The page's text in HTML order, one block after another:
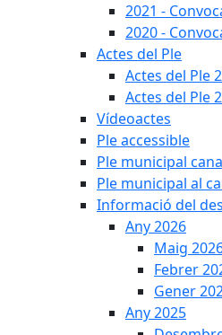
2021 -
2020 -
Actes del Ple
Actes del Ple
Actes del Ple
Vídeoactes
Ple accessible
Ple municipal
Ple municipal al
Informació del
Any 2026
Maig
Febrer
Gener
Any 2025